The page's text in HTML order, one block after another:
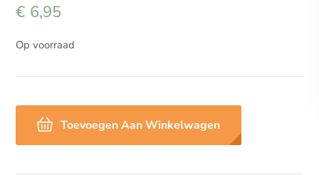
€ 6,95
Op voorraad
Toevoegen Aan Winkelwagen